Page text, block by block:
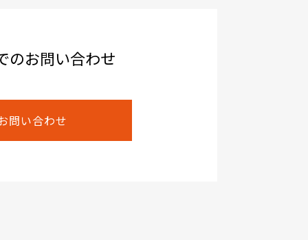
のお問い合わせ
問い合わせ